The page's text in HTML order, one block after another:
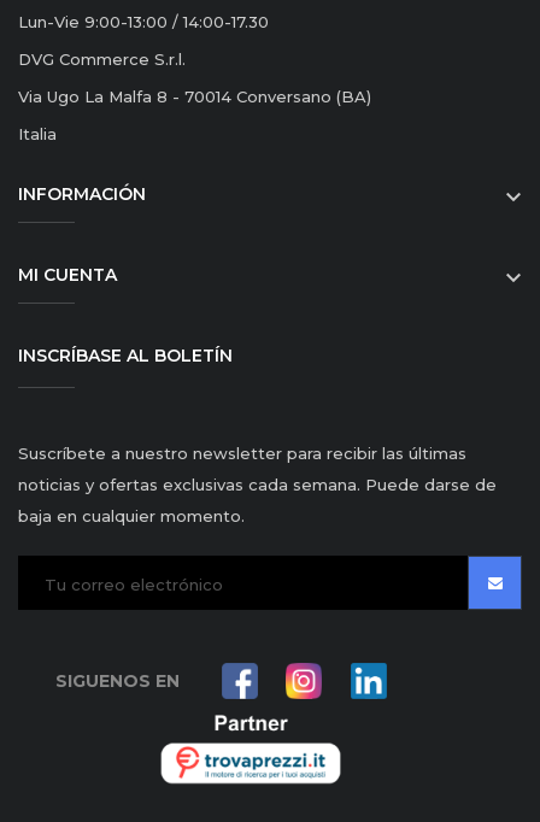
Lun-Vie 9:00-13:00 / 14:00-17.30
DVG Commerce S.r.l.
Via Ugo La Malfa 8 - 70014 Conversano (BA)
Italia
INFORMACIÓN 
MI CUENTA 
INSCRÍBASE AL BOLETÍN
Suscríbete a nuestro newsletter para recibir las últimas
noticias y ofertas exclusivas cada semana. Puede darse de
baja en cualquier momento.
SIGUENOS EN